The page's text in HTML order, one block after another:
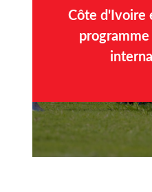
Côte d'Ivoire